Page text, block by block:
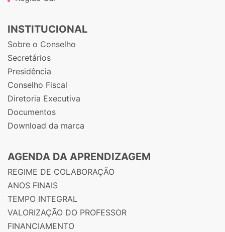
INSTITUCIONAL
Sobre o Conselho
Secretários
Presidência
Conselho Fiscal
Diretoria Executiva
Documentos
Download da marca
AGENDA DA APRENDIZAGEM
REGIME DE COLABORAÇÃO
ANOS FINAIS
TEMPO INTEGRAL
VALORIZAÇÃO DO PROFESSOR
FINANCIAMENTO